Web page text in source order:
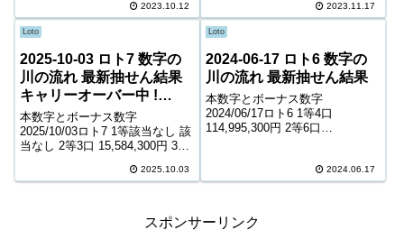
7,800円 5等185,534口 1,000円
キャリーオーバー 517,135...
2023.10.12
1,600円 6等150,753口...2023.11.17
Loto
2025-10-03 ロト7 数字の
川の流れ 最新抽せん結果
キャリーオーバー中 !
390,192,400円
本数字とボーナス数字
2025/10/03ロト7 1等該当なし 該
当なし 2等3口 15,584,300円 3等
7,700円 5等71,409口 1,500円 6
2025.10.03
Loto
2024-06-17 ロト6 数字の
川の流れ 最新抽せん結果
本数字とボーナス数字
2024/06/17ロト6 1等4口
114,995,300円 2等6口
200,847口 1,000円 キャリーオー
バー ...
2024.06.17
スポンサーリンク